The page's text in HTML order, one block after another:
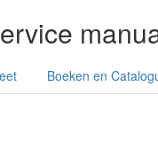
Boeken en